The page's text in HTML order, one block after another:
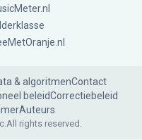
& algoritmenContact
beleidCorrectiebeleid
Auteurs
All rights reserved.